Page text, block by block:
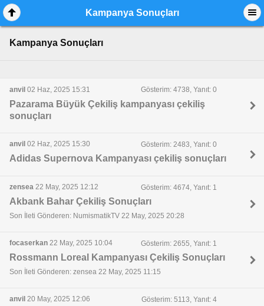
Kampanya Sonuçları
Kampanya Sonuçları
anvil 02 Haz, 2025 15:31 Gösterim: 4738, Yanıt: 0
Pazarama Büyük Çekiliş kampanyası çekiliş
sonuçları
anvil 02 Haz, 2025 15:30 Gösterim: 2483, Yanıt: 0
Adidas Supernova Kampanyası çekiliş sonuçları
zensea 22 May, 2025 12:12 Gösterim: 4674, Yanıt: 1
Akbank Bahar Çekiliş Sonuçları
Son İleti Gönderen: NumismatikTV 22 May, 2025 20:28
focaserkan 22 May, 2025 10:04 Gösterim: 2655, Yanıt: 1
Rossmann Loreal Kampanyası Çekiliş Sonuçları
Son İleti Gönderen: zensea 22 May, 2025 11:15
anvil 20 May, 2025 12:06 Gösterim: 5113, Yanıt: 4